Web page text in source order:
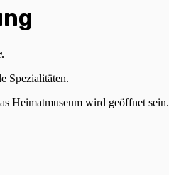
Spezialitäten.
Heimatmuseum wird geöffnet sein.